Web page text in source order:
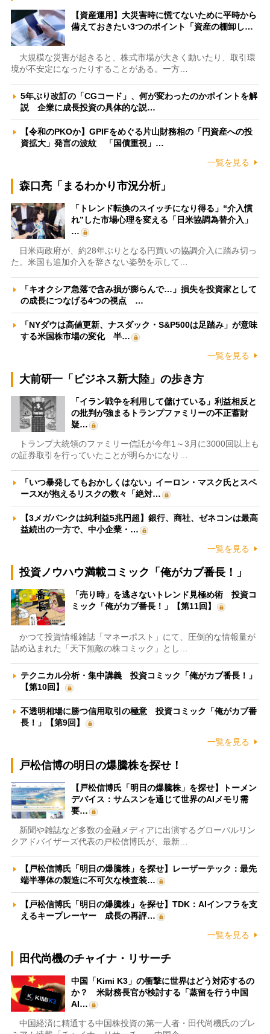
【資産運用】大災害時に慌てないために平時から
備えておきたい3つのポイント「資産の棚卸し…
大規模な災害が起きると、株式市場が大きく動いたり、取引環
境が不安定になったりすることがある。一方…
5年ぶり改訂の「CGコード」、何が変わったのかポイントを解
説 企業に成長投資の具体的な説…
【令和のPKOか】GPIFをめぐる片山財務相の「円資産への投
資拡大」発言の波紋 「国債重視」…
一覧を見る
森口亮「まるわかり市況分析」
「トレンド転換のスイッチになり得る」“介入慣
れ”した市場心理を変える「日米協調為替介入」
…
日米両政府が、約28年ぶりとなる円買いの協調介入に踏み切っ
た。米国も追加介入を辞さない姿勢を示して…
「キオクシア急落で含み損が膨らんで…」損失を投資家として
の成長につなげる4つの視点 …
「NYダウは高値更新、ナスダック・S&P500は足踏み」が意味
する米国株市場の変化 半…
一覧を見る
大前研一「ビジネス新大陸」の歩き方
「イラン戦争を利用して儲けている」利益相反と
の批判が強まるトランプファミリーの不正蓄財
疑…
トランプ大統領のファミリー信託が今年1～3月に3000回以上も
の証券取引を行っていたことが明らかになり…
「いつ暴発してもおかしくはない」イーロン・マスク氏とスペ
ースXが抱えるリスクの数々「絶対…
【3メガバンクは純利益5兆円超】銀行、商社、ゼネコンは最高
益続出の一方で、中小企業・…
一覧を見る
投資ノウハウ満載コミック「俺がカブ番長！」
「売り時」を逃さないトレンド見極め術 投資コ
ミック「俺がカブ番長！」【第11回】
かつて投資情報雑誌「マネーポスト」にて、圧倒的な情報量が
詰め込まれた「天下無敵の株コミック」とし…
テクニカル分析・集中講義 投資コミック「俺がカブ番長！」
【第10回】
不透明相場に勝つ信用取引の極意 投資コミック「俺がカブ番
長！」【第9回】
一覧を見る
戸松信博の明日の爆騰株を探せ！
【戸松信博氏「明日の爆騰株」を探せ】トーメン
デバイス：サムスンを通じて世界のAIメモリ需
要…
新聞や雑誌など多数の金融メディアに出演するグローバルリン
クアドバイザーズ代表の戸松信博氏が、最新…
【戸松信博氏「明日の爆騰株」を探せ】レーザーテック：最先
端半導体の製造に不可欠な検査装…
【戸松信博氏「明日の爆騰株」を探せ】TDK：AIインフラを支
えるキープレーヤー 成長の再評…
一覧を見る
田代尚機のチャイナ・リサーチ
中国「Kimi K3」の衝撃に世界はどう対応するの
か？ 米財務長官が検討する「蒸留を行う中国
AI…
中国経済に精通する中国株投資の第一人者・田代尚機氏のプレ